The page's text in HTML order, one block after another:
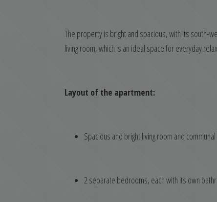
The property is bright and spacious, with its south-
living room, which is an ideal space for everyday
Layout of the apartment:
Spacious and bright living room and
2 separate bedrooms, each with its own